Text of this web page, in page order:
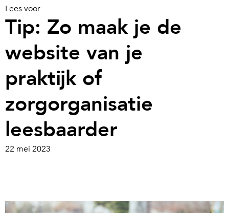
Welzijn / sociaal werk
Lees voor
Tip: Zo maak je de
website van je
praktijk of
zorgorganisatie
leesbaarder
22 mei 2023